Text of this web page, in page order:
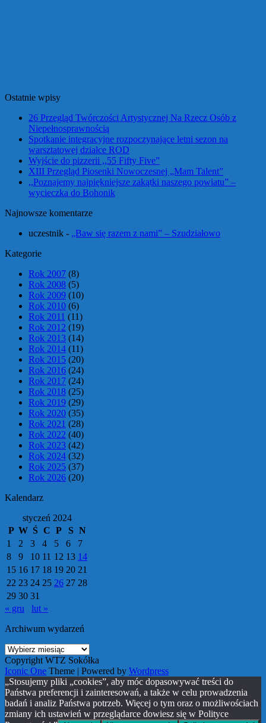
Ostatnie wpisy
26 Przegląd Twórczości Artystycznej Na Rzecz Osób z
Niepełnosprawnością
Spotkanie integracyjne rozpoczynające letni sezon na
warsztatowej działce ROD
Wyjście do pizzerii ,,55 Fifty Five”
XIII Przegląd Piosenki Nowoczesnej „Mam Talent”
,,Poznajemy najpiękniejsze zakątki naszego powiatu” –
wycieczka do Bohonik
Najnowsze komentarze
uczestnik - „Baw się razem z nami” – Szudziałowo
Kategorie
Rok 2007 (8)
Rok 2008 (5)
Rok 2009 (10)
Rok 2010 (6)
Rok 2011 (11)
Rok 2012 (19)
Rok 2013 (14)
Rok 2014 (11)
Rok 2015 (20)
Rok 2016 (24)
Rok 2017 (24)
Rok 2018 (25)
Rok 2019 (29)
Rok 2020 (35)
Rok 2021 (28)
Rok 2022 (40)
Rok 2023 (42)
Rok 2024 (32)
Rok 2025 (37)
Rok 2026 (20)
Kalendarz
styczeń 2024
P W Ś C P S N
1
2 3 4 5 6
7
8
9 10 11 12 13 14
15 16 17 18 19 20 21
22 23 24 25 26 27 28
29 30 31
« gru
lut »
Archiwum wydarzeń
Archiwum
wydarzeń
Copyright WTZ Sokółka
Iconic One Theme | Powered by Wordpress
„Stosujemy pliki „cookies”, aby móc dopasowywać treści do
Państwa preferencji i zainteresowań, a także w celu prowadzenia
badań i analiz Państwa potrzeb. Więcej o tym oraz o możliwościach
zmiany ich ustawień w przeglądarce dowiesz się w Polityce